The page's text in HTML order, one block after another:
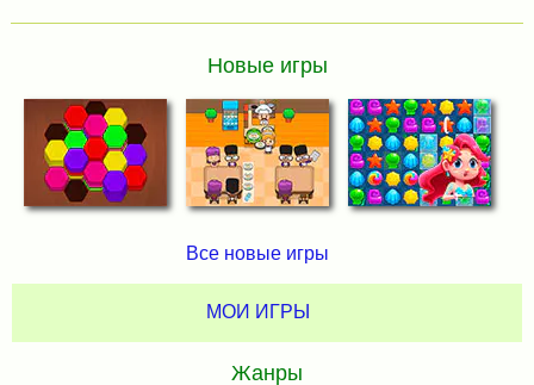
Новые игры
Все новые игры
МОИ ИГРЫ
Жанры